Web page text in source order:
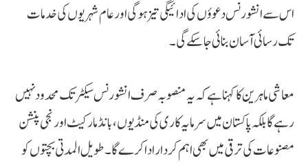
اس سے انشورنس دعوؤں کی ادائیگی تیز ہوگی اور عام شہریوں کی خدمات
تک رسائی آسان بنائی جا سکے گی۔
معاشی ماہرین کا کہنا ہے کہ یہ منصوبہ صرف انشورنس سیکٹر تک محدود نہیں
رہے گا بلکہ پاکستان میں سرمایہ کاری کی منڈیوں، بانڈ مارکیٹ اور نجی پنشن
مصنوعات کی ترقی میں بھی اہم کردار ادا کرے گا۔ طویل المدتی بچتوں کو